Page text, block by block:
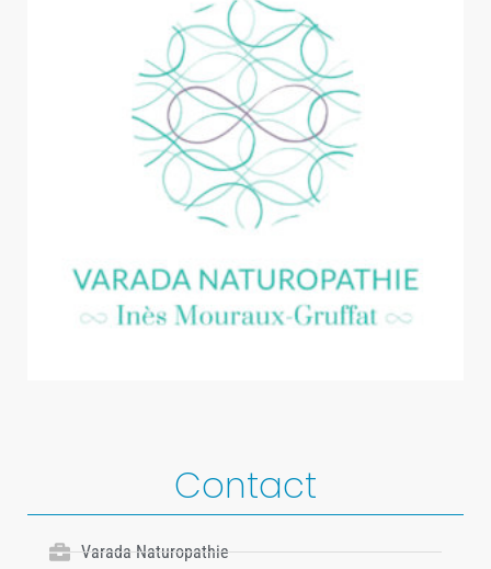
Contact
Varada Naturopathie